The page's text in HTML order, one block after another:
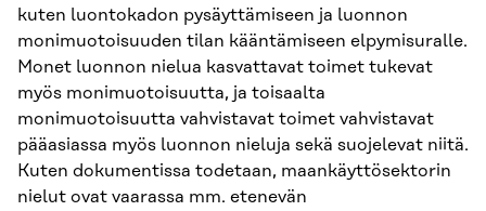
kuten luontokadon pysäyttämiseen ja luonnon
monimuotoisuuden tilan kääntämiseen elpymisuralle.
Monet luonnon nielua kasvattavat toimet tukevat
myös monimuotoisuutta, ja toisaalta
monimuotoisuutta vahvistavat toimet vahvistavat
pääasiassa myös luonnon nieluja sekä suojelevat niitä.
Kuten dokumentissa todetaan, maankäyttösektorin
nielut ovat vaarassa mm. etenevän